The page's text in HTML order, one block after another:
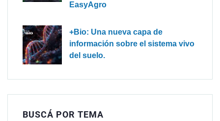
EasyAgro
+Bio: Una nueva capa de
información sobre el sistema vivo
del suelo.
BUSCÁ POR TEMA